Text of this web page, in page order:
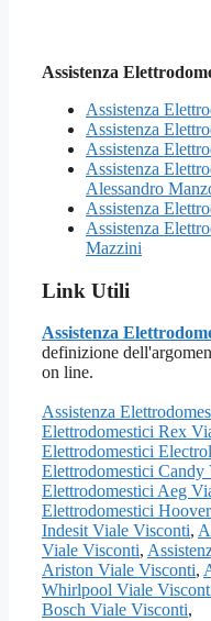
Assistenza
Assistenza
Assistenza
Assistenza
Assistenza
Alessandro
Assistenza
Assistenza
Mazzini
Link Utili
Assistenza
definizione
on line.
Assistenza
Elettrodomestici Rex
Elettrodomestici
Elettrodomestici Candy
Elettrodomestici Aeg
Elettrodomestici
Indesit Viale Visconti,
Viale Visconti,
Ariston Viale Visconti,
Whirlpool Viale
Bosch Viale Visconti,